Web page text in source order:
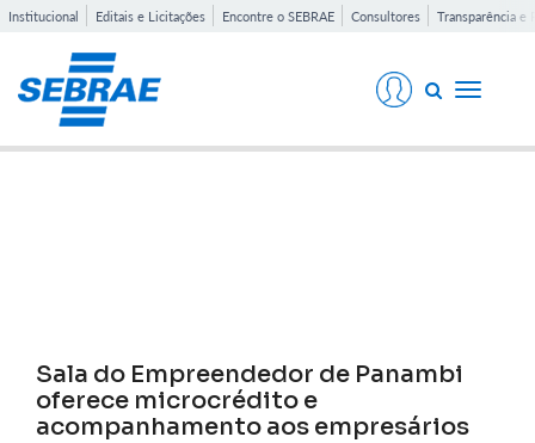
Institucional Editais e Licitações Encontre o SEBRAE Consultores Transparência e
Toggle
Sala do Empreendedor de Panambi
oferece microcrédito e
acompanhamento aos empresários